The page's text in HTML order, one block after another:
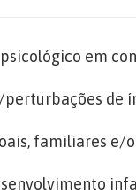
em
de
familiares e/